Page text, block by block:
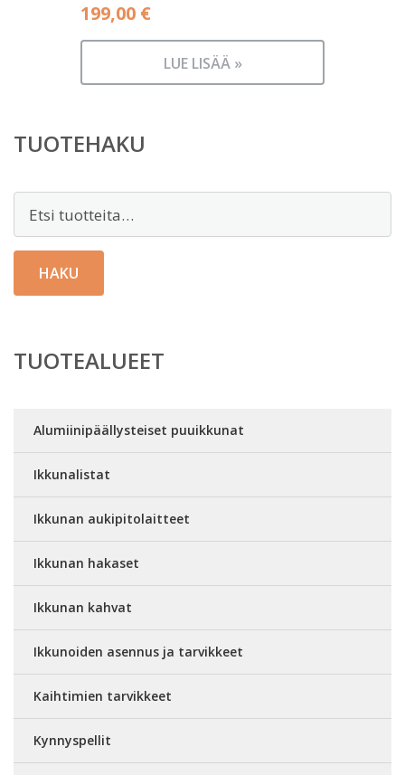
199,00 €
LUE LISÄÄ »
TUOTEHAKU
HAKU
TUOTEALUEET
Alumiinipäällysteiset puuikkunat
Ikkunalistat
Ikkunan aukipitolaitteet
Ikkunan hakaset
Ikkunan kahvat
Ikkunoiden asennus ja tarvikkeet
Kaihtimien tarvikkeet
Kynnyspellit